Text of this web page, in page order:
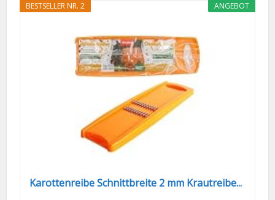
ANGEBOT
BESTSELLER NR. 2
Karottenreibe Schnittbreite 2 mm Krautreibe...